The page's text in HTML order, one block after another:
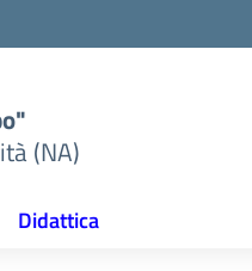
(NA)
Didattica